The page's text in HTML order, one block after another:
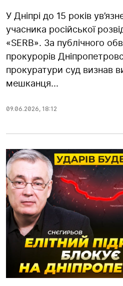
У Дніпрі до 15 років
учасника російської
«SERB». За публічного
прокурорів
прокуратури суд визнав
мешканця...
09.06.2026, 18:12